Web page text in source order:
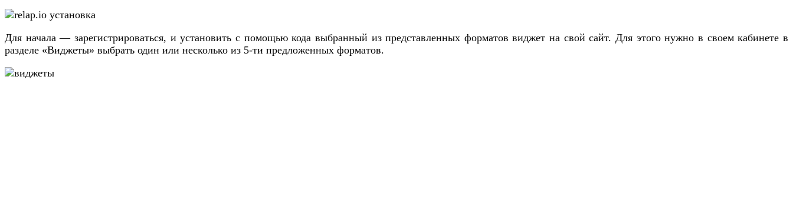
Для начала — зарегистрироваться, и установить с помощью кода выбранный из представленных форматов виджет на свой сайт. Для этого нужно в своем кабинете в
разделе «Виджеты» выбрать один или несколько из 5-ти предложенных форматов.